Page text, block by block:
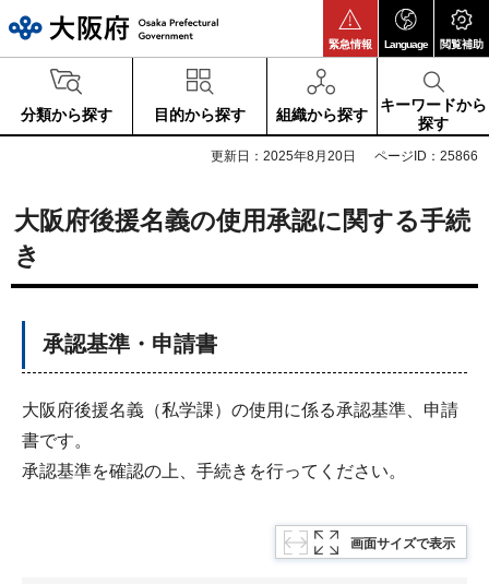
緊急情報 Language 閲覧補助
分類から探す 目的から探す 組織から探す
キーワードから
探す
更新日：2025年8月20日 ページID：25866
大阪府後援名義の使用承認に関する手続
き
承認基準・申請書
大阪府後援名義（私学課）の使用に係る承認基準、申請
書です。
承認基準を確認の上、手続きを行ってください。
画面サイズで表示